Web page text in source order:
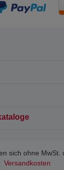
sich ohne MwSt.
Versandkosten